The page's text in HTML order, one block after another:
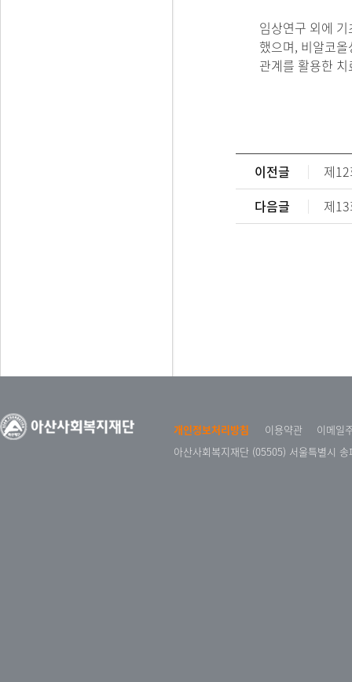
임상연구 외에
했으며, 비알코
관계를 활용한
이전글
제
다음글
제
개인정보처리방침 이용약관
이메일
아산사회복지재단 (05505) 서울특별시